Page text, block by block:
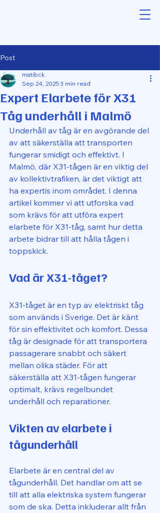
Post
Expert Elarbete för X31
Tåg underhåll i Malmö
matibck
Sep 24, 2025 3 min read
Underhåll av tåg är en avgörande del
av att säkerställa att transporten
fungerar smidigt och effektivt. I
Malmö, där X31-tågen är en viktig del
av kollektivtrafiken, är det viktigt att
ha expertis inom området. I denna
artikel kommer vi att utforska vad
som krävs för att utföra expert
elarbete för X31-tåg, samt hur detta
arbete bidrar till att hålla tågen i
toppskick.
Vad är X31-tåget?
X31-tåget är en typ av elektriskt tåg
som används i Sverige. Det är känt
för sin effektivitet och komfort. Dessa
tåg är designade för att transportera
passagerare snabbt och säkert
mellan olika städer. För att
säkerställa att X31-tågen fungerar
optimalt, krävs regelbundet
underhåll och reparationer.
Vikten av elarbete i
tågunderhåll
Elarbete är en central del av
tågunderhåll. Det handlar om att se
till att alla elektriska system fungerar
som de ska. Detta inkluderar allt från